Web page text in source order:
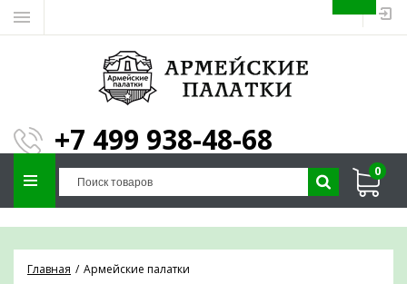
+7 499 938-48-68
0
Главная Армейские палатки
ЗАПОЛНИТЕ ФОРМУ И
МЫ ПОДБЕРЕМ
ПАЛАТКУ ПОД ВАШИ
ПАРАМЕТРЫ!
Отправим предложение на почту и
проконсультируем по любым вопросам